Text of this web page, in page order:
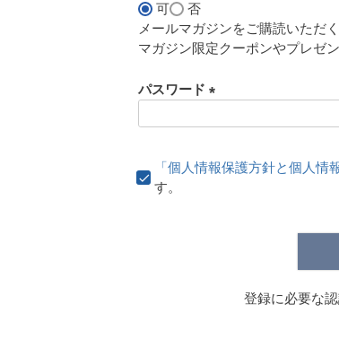
必
須
可
否
メールマガジンをご購読いただ
マガジン限定クーポンやプレゼ
パスワード
)
「個人情報保護方針と個人情
す。
登録に必要な